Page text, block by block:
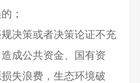
；
策或者决策论证不充
成公共资金、国有资
失浪费，生态环境破